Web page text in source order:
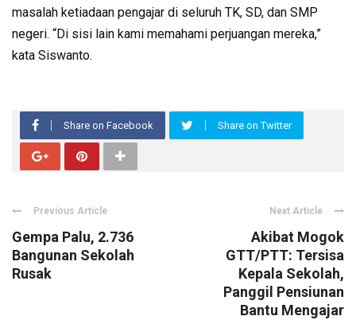
masalah ketiadaan pengajar di seluruh TK, SD, dan SMP
negeri. “Di sisi lain kami memahami perjuangan mereka,”
kata Siswanto.
Share on Facebook Share on Twitter
Previous Article
Gempa Palu, 2.736
Bangunan Sekolah
Rusak
Next Article
Akibat Mogok
GTT/PTT: Tersisa
Kepala Sekolah,
Panggil Pensiunan
Bantu Mengajar